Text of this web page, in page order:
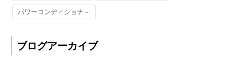
パワーコンディショナ－
ブログアーカイブ